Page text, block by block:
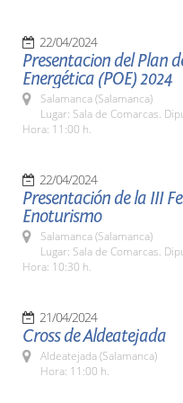
22/04/2024
Presentacion del Plan
Energética (POE) 2024
Salamanca (Salamanca)
Lugar: Sala de Comarcas.
Hora: 11:00 h.
22/04/2024
Presentación de la III
Enoturismo
Salamanca (Salamanca)
Lugar: Sala de Comarcas.
Hora: 10:30 h.
21/04/2024
Cross de Aldeatejada
Aldeatejada (Salamanca)
Hora: 11:00 h.